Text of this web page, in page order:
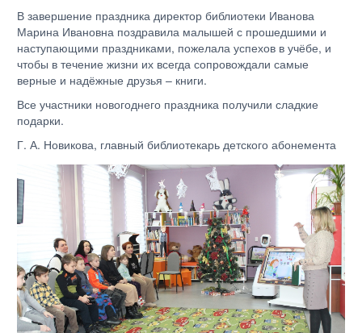
В завершение праздника директор библиотеки Иванова
Марина Ивановна поздравила малышей с прошедшими и
наступающими праздниками, пожелала успехов в учёбе, и
чтобы в течение жизни их всегда сопровождали самые
верные и надёжные друзья – книги.
Все участники новогоднего праздника получили сладкие
подарки.
Г. А. Новикова, главный библиотекарь детского абонемента